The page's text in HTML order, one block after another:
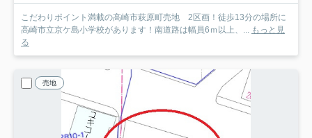
こだわりポイント満載の高崎市萩原町売地 2区画！徒歩13分の場所に
高崎市立京ケ島小学校があります！南道路は幅員6ｍ以上、... もっと見
る
売地